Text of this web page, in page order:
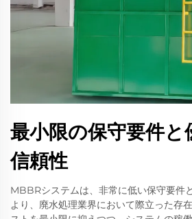
最小限の保守要件と
信頼性
MBBRシステムは、非常に低い保守要件
より、廃水処理業界において際立った存